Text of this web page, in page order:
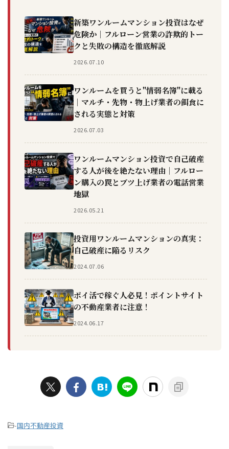
新築ワンルームマンション投資はなぜ
危険か｜フルローン営業の詐欺的トー
クと失敗の構造を徹底解説
2026.07.10
ワンルームを買うと"情弱名簿"に載る
｜マルチ・先物・物上げ業者の餌食に
される実態と対策
2026.07.03
ワンルームマンション投資で自己破産
する人が後を絶たない理由｜フルロー
ン購入の罠とブツ上げ業者の電話営業
地獄
2026.05.21
投資用ワンルームマンションの真実：
自己破産に陥るリスク
2024.07.06
ポイ活で稼ぐ人必見！ポイントサイト
の不動産業者に注意！
2024.06.17
-国内不動産投資